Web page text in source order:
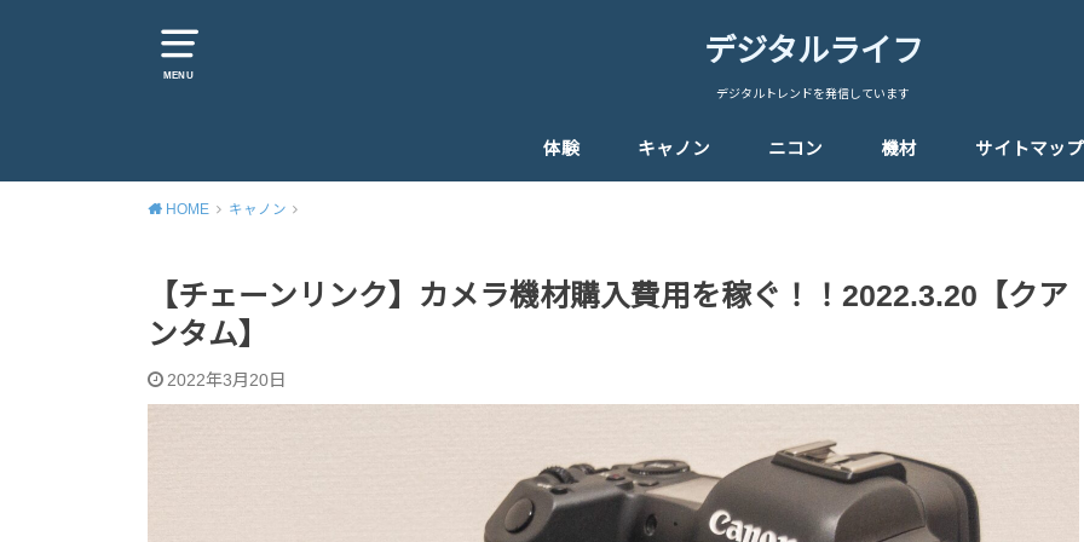
MENU
デジタルライフ
デジタルトレンドを発信しています
体験 キャノン ニコン 機材 サイトマップ
HOME キャノン
【チェーンリンク】カメラ機材購入費用を稼ぐ！！2022.3.20【クア
ンタム】
2022年3月20日